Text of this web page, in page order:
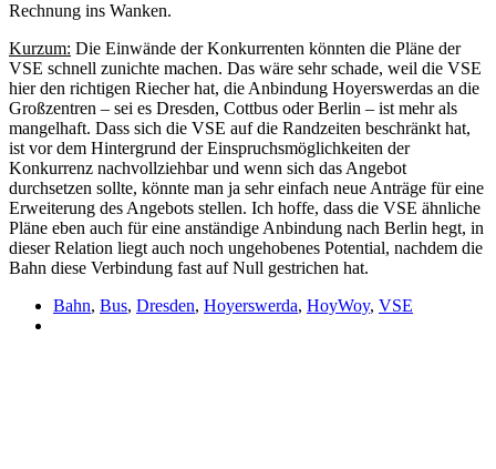
Rechnung ins Wanken.
Kurzum: Die Einwände der Konkurrenten könnten die Pläne der
VSE schnell zunichte machen. Das wäre sehr schade, weil die VSE
hier den richtigen Riecher hat, die Anbindung Hoyerswerdas an die
Großzentren – sei es Dresden, Cottbus oder Berlin – ist mehr als
mangelhaft. Dass sich die VSE auf die Randzeiten beschränkt hat,
ist vor dem Hintergrund der Einspruchsmöglichkeiten der
Konkurrenz nachvollziehbar und wenn sich das Angebot
durchsetzen sollte, könnte man ja sehr einfach neue Anträge für eine
Erweiterung des Angebots stellen. Ich hoffe, dass die VSE ähnliche
Pläne eben auch für eine anständige Anbindung nach Berlin hegt, in
dieser Relation liegt auch noch ungehobenes Potential, nachdem die
Bahn diese Verbindung fast auf Null gestrichen hat.
Bahn, Bus, Dresden, Hoyerswerda, HoyWoy, VSE